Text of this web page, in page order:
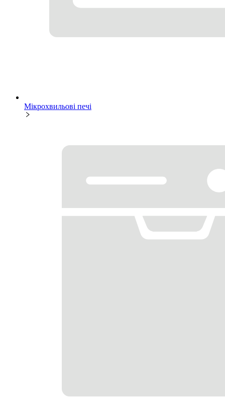
Мікрохвильові печі